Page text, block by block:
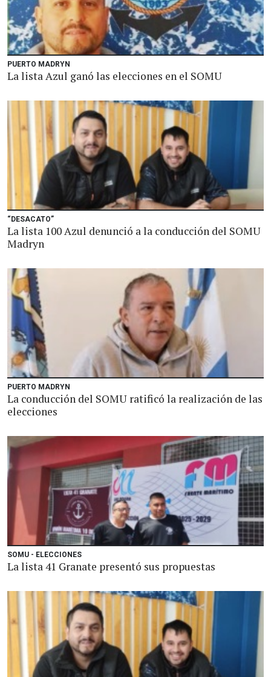
PUERTO MADRYN
La lista Azul ganó las elecciones en el SOMU
“DESACATO”
La lista 100 Azul denunció a la conducción del SOMU
Madryn
PUERTO MADRYN
La conducción del SOMU ratificó la realización de las
elecciones
SOMU - ELECCIONES
La lista 41 Granate presentó sus propuestas